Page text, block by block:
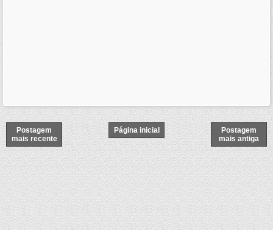
Postagem
mais recente
Postagem
mais antiga
Página inicial